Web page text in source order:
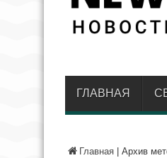
ГЛАВНАЯ
Главная Архив